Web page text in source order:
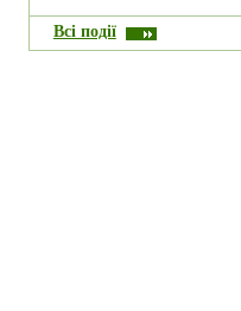
Всі події